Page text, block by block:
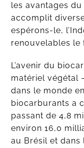
les avantages
accomplit
espérons-le,
renouvelables le
L’avenir du
matériel végétal
dans le monde
biocarburants a
passant de 4,8
environ 16,0
au Brésil et dans